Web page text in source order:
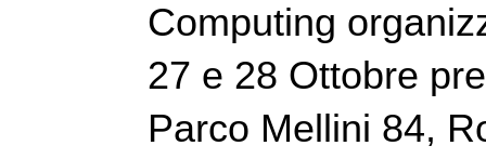
Computing
27 e 28 Ottobre
Parco Mellini 84,